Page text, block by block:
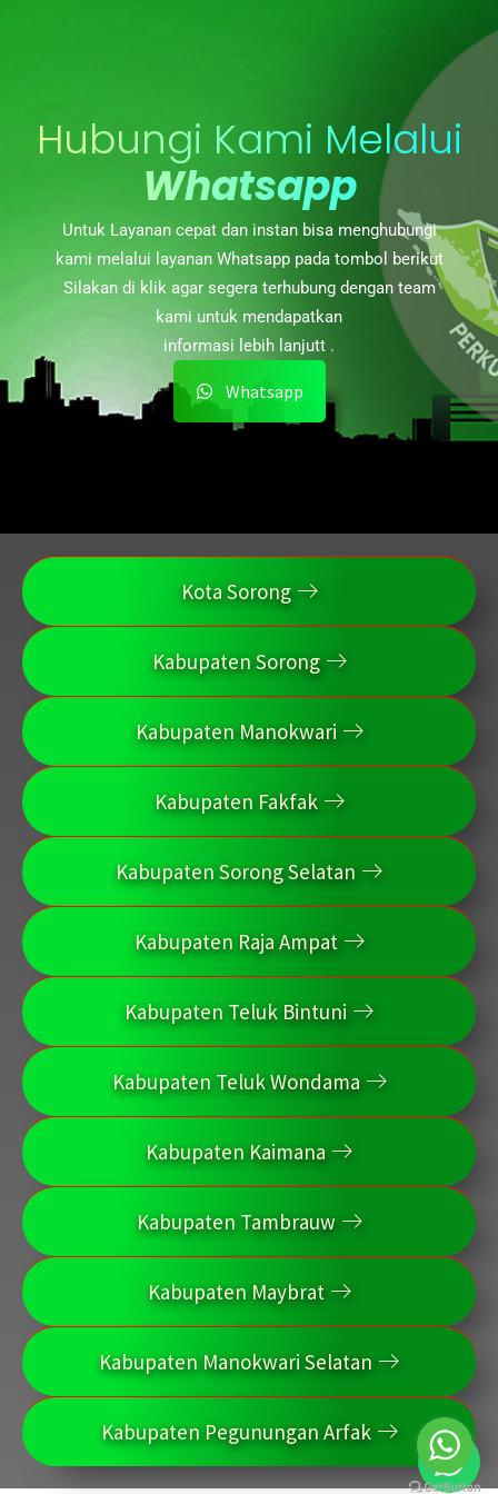
Hubungi Kami Melalui
Whatsapp
Untuk Layanan cepat dan instan bisa menghubungi
kami melalui layanan Whatsapp pada tombol berikut
Silakan di klik agar segera terhubung dengan team
kami untuk mendapatkan
informasi lebih lanjutt .
Whatsapp
Kota Sorong
Kabupaten Sorong
Kabupaten Manokwari
Kabupaten Fakfak
Kabupaten Sorong Selatan
Kabupaten Raja Ampat
Kabupaten Teluk Bintuni
Kabupaten Teluk Wondama
Kabupaten Kaimana
Kabupaten Tambrauw
Kabupaten Maybrat
Kabupaten Manokwari Selatan
Kabupaten Pegunungan Arfak